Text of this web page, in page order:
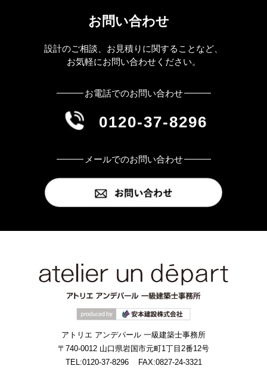
お問い合わせ
設計のご相談、お見積りに関することなど、
お気軽にお問い合わせください。
お電話でのお問い合わせ
0120-37-8296
メールでのお問い合わせ
アトリエ アンデパール 一級建築士事務所
〒740-0012 山口県岩国市元町1丁目2番12号
TEL:0120-37-8296
FAX:0827-24-3321